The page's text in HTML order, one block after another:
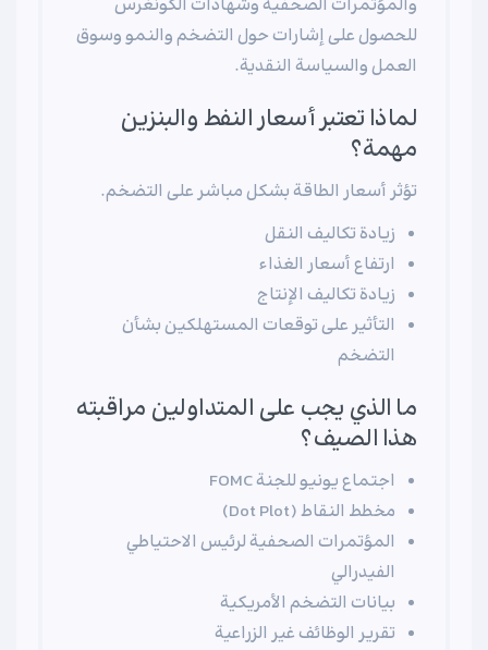
والمؤتمرات الصحفية وشهادات الكونغرس
للحصول على إشارات حول التضخم والنمو وسوق
العمل والسياسة النقدية.
لماذا تعتبر أسعار النفط والبنزين
مهمة؟
تؤثر أسعار الطاقة بشكل مباشر على التضخم.
زيادة تكاليف النقل
ارتفاع أسعار الغذاء
زيادة تكاليف الإنتاج
التأثير على توقعات المستهلكين بشأن
التضخم
ما الذي يجب على المتداولين مراقبته
هذا الصيف؟
اجتماع يونيو للجنة FOMC
مخطط النقاط (Dot Plot)
المؤتمرات الصحفية لرئيس الاحتياطي
الفيدرالي
بيانات التضخم الأمريكية
تقرير الوظائف غير الزراعية